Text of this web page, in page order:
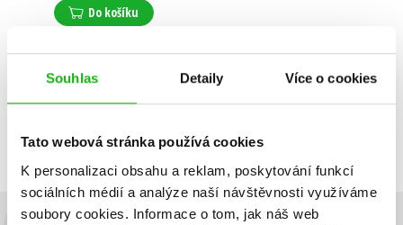
Souhlas Detaily Více o cookies
Tato webová stránka používá cookies
K personalizaci obsahu a reklam, poskytování funkcí
sociálních médií a analýze naší návštěvnosti využíváme
soubory cookies. Informace o tom, jak náš web
Do košíku
Zobrazuji 1 až 1 z celkem 1 záznamů
Předchozí 1 Další